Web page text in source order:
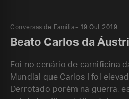
Conversas de Família 19 Out 2019
Beato Carlos da
Foi no cenário de carnificina
Mundial que Carlos I foi
Derrotado porém na guerra,